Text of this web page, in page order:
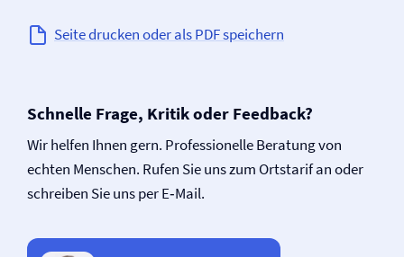
Seite drucken oder als PDF speichern
Schnelle Frage, Kritik oder Feedback?
Wir helfen Ihnen gern. Professionelle Beratung von
echten Menschen. Rufen Sie uns zum Ortstarif an oder
schreiben Sie uns per E‑Mail.